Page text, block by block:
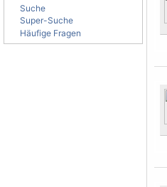
Suche
Super-Suche
Häufige Fragen